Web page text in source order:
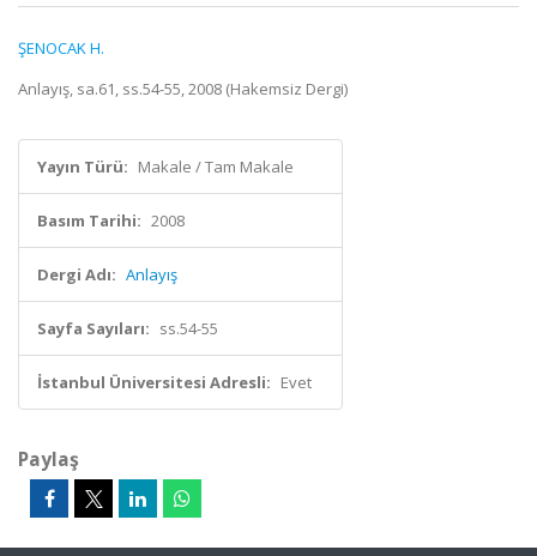
ŞENOCAK H.
Anlayış, sa.61, ss.54-55, 2008 (Hakemsiz Dergi)
Yayın Türü: Makale / Tam Makale
Basım Tarihi: 2008
Dergi Adı: Anlayış
Sayfa Sayıları: ss.54-55
İstanbul Üniversitesi Adresli: Evet
Paylaş